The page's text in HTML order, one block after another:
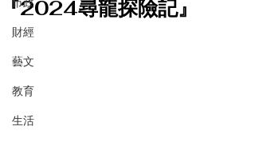
財經
藝文
教育
生活
『2024尋龍探險記』